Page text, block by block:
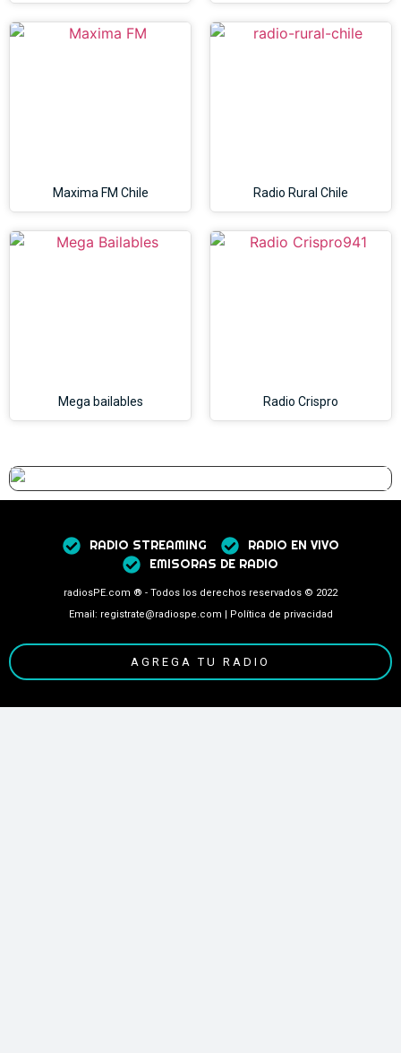
Maxima FM Chile Radio Rural Chile
Mega bailables Radio Crispro
RADIO STREAMING
RADIO EN VIVO
EMISORAS DE RADIO
radiosPE.com ® - Todos los derechos reservados © 2022
Email: registrate@radiospe.com | Política de privacidad
AGREGA TU RADIO